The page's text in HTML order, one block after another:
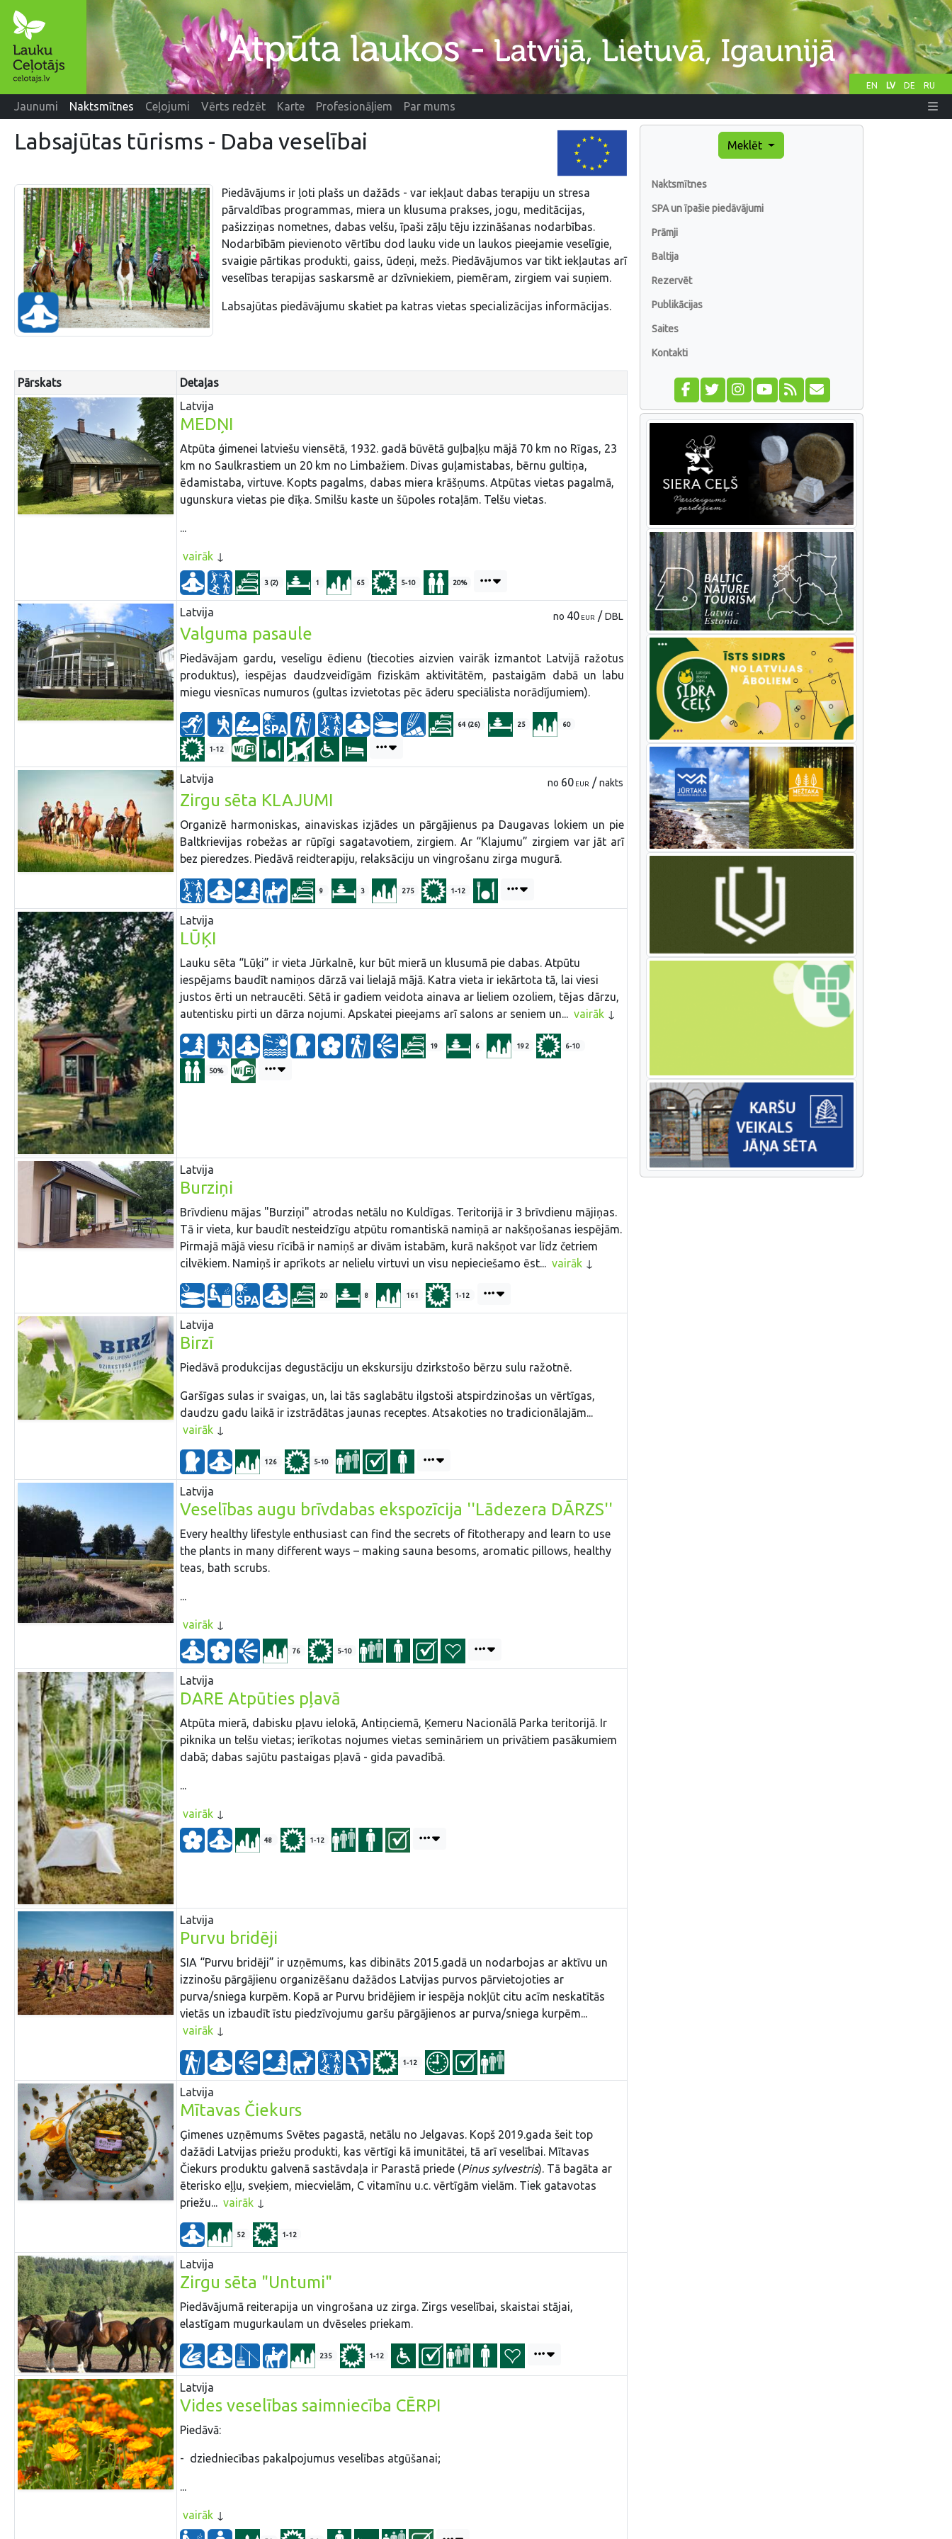
EN LV DE RU
Jaunumi Naktsmītnes Ceļojumi Vērts redzēt Karte Profesionāļiem Par mums
Labsajūtas tūrisms - Daba veselībai
Piedāvājums ir ļoti plašs un dažāds - var iekļaut dabas terapiju un stresa
pārvaldības programmas, miera un klusuma prakses, jogu, meditācijas,
pašizziņas nometnes, dabas velšu, īpaši zāļu tēju izzināšanas nodarbības.
Nodarbībām pievienoto vērtību dod lauku vide un laukos pieejamie veselīgie,
svaigie pārtikas produkti, gaiss, ūdeņi, mežs. Piedāvājumos var tikt iekļautas arī
veselības terapijas saskarsmē ar dzīvniekiem, piemēram, zirgiem vai suņiem.
Labsajūtas piedāvājumu skatiet pa katras vietas specializācijas informācijas.
Pārskats
Detaļas
Latvija
MEDŅI
Atpūta ģimenei latviešu viensētā, 1932. gadā būvētā guļbaļķu mājā 70 km no Rīgas, 23
km no Saulkrastiem un 20 km no Limbažiem. Divas guļamistabas, bērnu gultiņa,
ēdamistaba, virtuve. Kopts pagalms, dabas miera krāšņums. Atpūtas vietas pagalmā,
ugunskura vietas pie dīķa. Smilšu kaste un šūpoles rotaļām. Telšu vietas.
...
vairāk
3 (2) 1 65 5-10 20%
Latvija no 40 EUR /DBL
Valguma pasaule
Piedāvājam gardu, veselīgu ēdienu (tiecoties aizvien vairāk izmantot Latvijā ražotus
produktus), iespējas daudzveidīgām fiziskām aktivitātēm, pastaigām dabā un labu
miegu viesnīcas numuros (gultas izvietotas pēc āderu speciālista norādījumiem).
64 (26) 25 60
1-12
Latvija no 60 EUR /nakts
Zirgu sēta KLAJUMI
Organizē harmoniskas, ainaviskas izjādes un pārgājienus pa Daugavas lokiem un pie
Baltkrievijas robežas ar rūpīgi sagatavotiem, zirgiem. Ar “Klajumu” zirgiem var jāt arī
bez pieredzes. Piedāvā reidterapiju, relaksāciju un vingrošanu zirga mugurā.
9 3 275 1-12
Latvija
LŪĶI
Lauku sēta “Lūķi” ir vieta Jūrkalnē, kur būt mierā un klusumā pie dabas. Atpūtu
iespējams baudīt namiņos dārzā vai lielajā mājā. Katra vieta ir iekārtota tā, lai viesi
justos ērti un netraucēti. Sētā ir gadiem veidota ainava ar lieliem ozoliem, tējas dārzu,
autentisku pirti un dārza nojumi. Apskatei pieejams arī salons ar seniem un... vairāk
19 6 192 6-10
50%
Latvija
Burziņi
Brīvdienu mājas "Burziņi" atrodas netālu no Kuldīgas. Teritorijā ir 3 brīvdienu mājiņas.
Tā ir vieta, kur baudīt nesteidzīgu atpūtu romantiskā namiņā ar nakšņošanas iespējām.
Pirmajā mājā viesu rīcībā ir namiņš ar divām istabām, kurā nakšņot var līdz četriem
cilvēkiem. Namiņš ir aprīkots ar nelielu virtuvi un visu nepieciešamo ēst... vairāk
20 8 161 1-12
Latvija
Birzī
Piedāvā produkcijas degustāciju un ekskursiju dzirkstošo bērzu sulu ražotnē.
Garšīgas sulas ir svaigas, un, lai tās saglabātu ilgstoši atspirdzinošas un vērtīgas,
daudzu gadu laikā ir izstrādātas jaunas receptes. Atsakoties no tradicionālajām...
vairāk
126 5-10
Latvija
Veselības augu brīvdabas ekspozīcija ''Lādezera DĀRZS''
Every healthy lifestyle enthusiast can find the secrets of fitotherapy and learn to use
the plants in many different ways – making sauna besoms, aromatic pillows, healthy
teas, bath scrubs.
...
vairāk
76 5-10
Latvija
DARE Atpūties pļavā
Atpūta mierā, dabisku pļavu ielokā, Antiņciemā, Ķemeru Nacionālā Parka teritorijā. Ir
piknika un telšu vietas; ierīkotas nojumes vietas semināriem un privātiem pasākumiem
dabā; dabas sajūtu pastaigas pļavā - gida pavadībā.
...
vairāk
48 1-12
Latvija
Purvu bridēji
SIA “Purvu bridēji” ir uzņēmums, kas dibināts 2015.gadā un nodarbojas ar aktīvu un
izzinošu pārgājienu organizēšanu dažādos Latvijas purvos pārvietojoties ar
purva/sniega kurpēm. Kopā ar Purvu bridējiem ir iespēja nokļūt citu acīm neskatītās
vietās un izbaudīt īstu piedzīvojumu garšu pārgājienos ar purva/sniega kurpēm...
vairāk
1-12
Latvija
Mītavas Čiekurs
Ģimenes uzņēmums Svētes pagastā, netālu no Jelgavas. Kopš 2019.gada šeit top
dažādi Latvijas priežu produkti, kas vērtīgi kā imunitātei, tā arī veselībai. Mītavas
Čiekurs produktu galvenā sastāvdaļa ir Parastā priede (Pinus sylvestris). Tā bagāta ar
ēterisko eļļu, sveķiem, miecvielām, C vitamīnu u.c. vērtīgām vielām. Tiek gatavotas
priežu... vairāk
52 1-12
Latvija
Zirgu sēta "Untumi"
Piedāvājumā reiterapija un vingrošana uz zirga. Zirgs veselībai, skaistai stājai,
elastīgam mugurkaulam un dvēseles priekam.
235 1-12
Latvija
Vides veselības saimniecība CĒRPI
Piedāvā:
- dziedniecības pakalpojumus veselības atgūšanai;
...
vairāk
Meklēt
Naktsmītnes
SPA un īpašie piedāvājumi
Prāmji
Baltija
Rezervēt
Publikācijas
Saites
Kontakti